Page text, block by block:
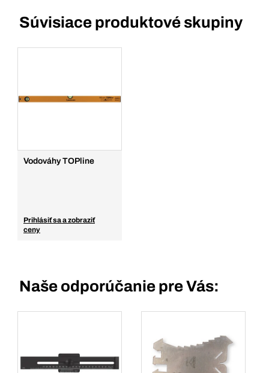
Súvisiace produktové skupiny
Vodováhy TOPline
Prihlásiť sa a zobraziť
ceny
Naše odporúčanie pre Vás: